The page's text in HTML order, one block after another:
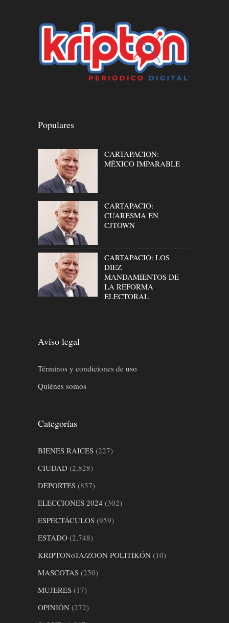
Populares
CARTAPACION:
MÉXICO IMPARABLE
CARTAPACIO:
CUARESMA EN
CJTOWN
CARTAPACIO: LOS
DIEZ
MANDAMIENTOS DE
LA REFORMA
ELECTORAL
Aviso legal
Términos y condiciones de uso
Quiénes somos
Categorías
BIENES RAICES (227)
CIUDAD (2,828)
DEPORTES (857)
ELECCIONES 2024 (302)
ESPECTÁCULOS (959)
ESTADO (2,748)
KRIPTONoTA/ZOON POLITIKÓN (10)
MASCOTAS (250)
MUJERES (17)
OPINIÓN (272)